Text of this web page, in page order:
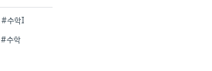
#수학I
#수학